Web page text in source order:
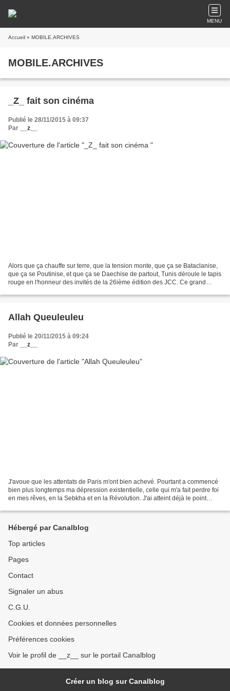
MENU
Accueil » MOBILE.ARCHIVES
MOBILE.ARCHIVES
_Z_ fait son cinéma
Publié le 28/11/2015 à 09:37
Par
__z__
Alors que ça chauffe sur terre, que la tension monte, que ça se Bataclanise,
que ça se Poutinise, et que ça se Daechise de partout, Tunis déroule le tapis
rouge en l'honneur des invités de la 26ième édition des JCC. Ce grand
Allah Queuleuleu
Publié le 20/11/2015 à 09:24
Par
__z__
J'avoue que les attentats de Paris m'ont bien achevé. Pourtant a commencé
bien plus longtemps ma dépression existentielle, celle qui m'a fait perdre foi
en mes rêves, en la Sebkha et en la Révolution. J'ai atteint déjà le point
Hébergé par Canalblog
Top articles
Pages
Contact
Signaler un abus
C.G.U.
Cookies et données personnelles
Préférences cookies
Voir le profil de __z__ sur le portail Canalblog
Créer un blog sur Canalblog